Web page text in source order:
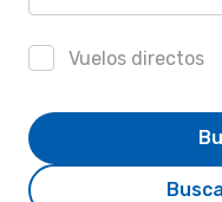
Vuelos directos